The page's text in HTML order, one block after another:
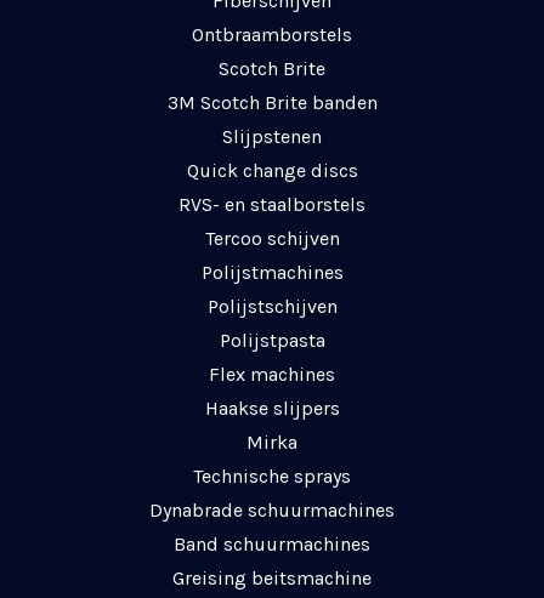
Ontbraamborstels
Scotch Brite
3M Scotch Brite banden
Slijpstenen
Quick change discs
RVS- en staalborstels
Tercoo schijven
Polijstmachines
Polijstschijven
Polijstpasta
Flex machines
Haakse slijpers
Mirka
Technische sprays
Dynabrade schuurmachines
Band schuurmachines
Greising beitsmachine